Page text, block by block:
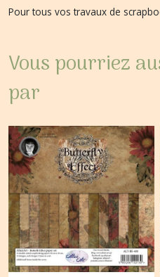
Pour tous vos travaux de
Vous pourriez
par